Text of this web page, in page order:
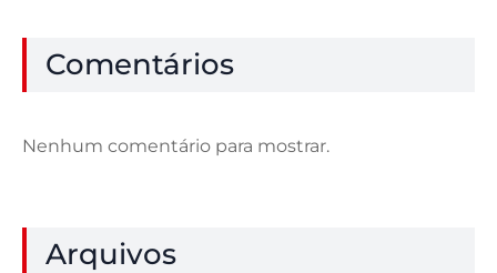
Comentários
Nenhum comentário para mostrar.
Arquivos